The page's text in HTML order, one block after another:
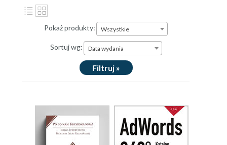
Pokaż produkty: Wszystkie
Sortuj wg: Data wydania
Filtruj »